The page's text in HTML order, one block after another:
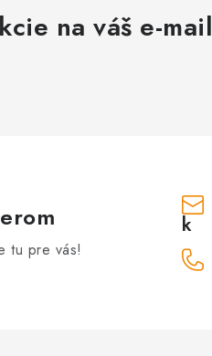
na váš e-mail
tu pre vás!
k